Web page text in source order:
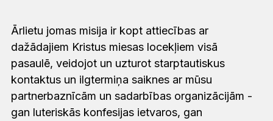
Ārlietu jomas misija ir kopt attiecības ar
dažādajiem Kristus miesas locekļiem visā
pasaulē, veidojot un uzturot starptautiskus
kontaktus un ilgtermiņa saiknes ar mūsu
partnerbaznīcām un sadarbības organizācijām -
gan luteriskās konfesijas ietvaros, gan